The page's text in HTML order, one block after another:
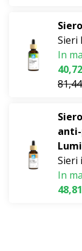
Sieri
In
Sieri
In